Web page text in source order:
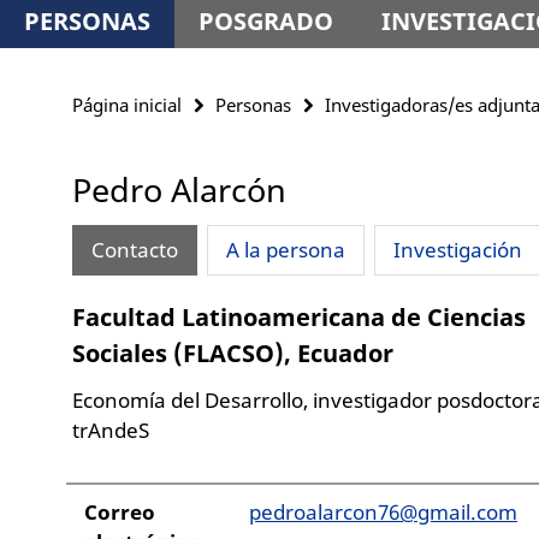
PERSONAS POSGRADO
Página inicial Personas Investigadoras/es
Pedro Alarcón
Contacto A la persona Investigación
Facultad Latinoamericana de Ciencias
Sociales (FLACSO), Ecuador
Economía del Desarrollo, investigador
trAndeS
Correo
pedroalarcon76@gmail.com